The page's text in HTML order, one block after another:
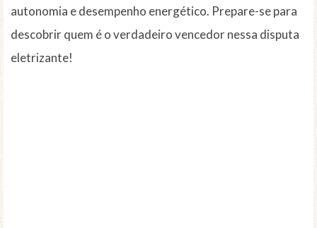
autonomia e desempenho energético. Prepare-se para
descobrir quem é o verdadeiro vencedor nessa disputa
eletrizante!